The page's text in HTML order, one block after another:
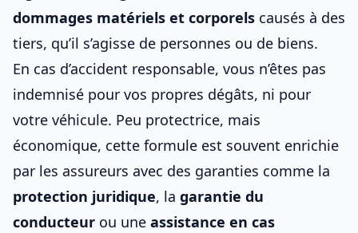
dommages matériels et corporels causés à des
tiers, qu’il s’agisse de personnes ou de biens.
En cas d’accident responsable, vous n’êtes pas
indemnisé pour vos propres dégâts, ni pour
votre véhicule. Peu protectrice, mais
économique, cette formule est souvent enrichie
par les assureurs avec des garanties comme la
protection juridique, la garantie du
conducteur ou une assistance en cas